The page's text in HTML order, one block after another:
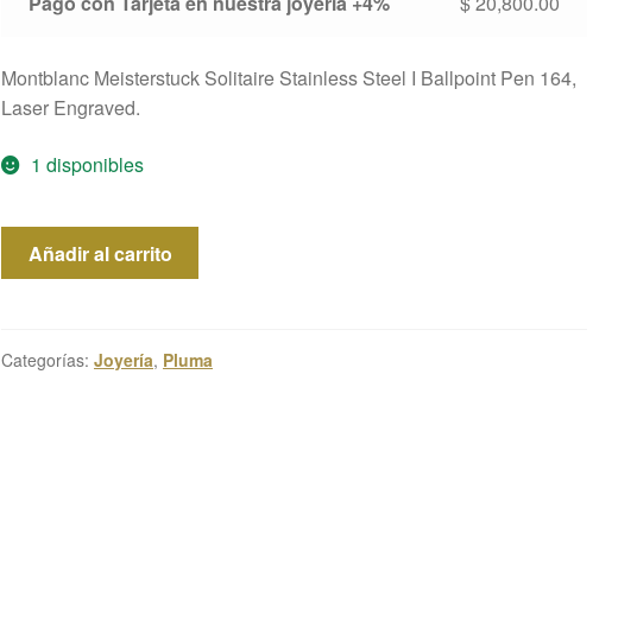
Montblanc Meisterstuck Solitaire Stainless Steel I Ballpoint Pen 164,
Laser Engraved.
1 disponibles
Montblanc
Solitaire
Añadir al carrito
Categorías: Joyería, Pluma